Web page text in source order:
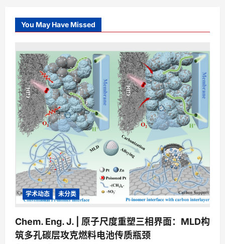
You May Have Missed
学术动态 未分类
Chem. Eng. J. | 原子尺度重塑三相界面：MLD构
筑多孔碳层攻克燃料电池传质瓶颈